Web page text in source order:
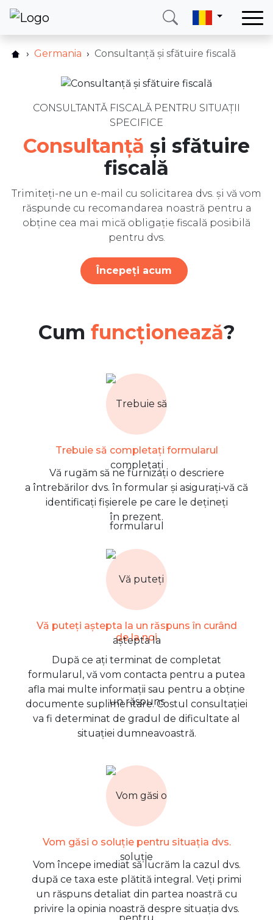
Sunați-ne Logare
(+420) 234 261 904
E-mail
info@neotax.eu
Cum functionează?
Lista de prețuri
Întrebări frecvente
Recenzii
Scrieți-ne
Germania Consultanță și sfătuire fiscală
CONSULTANTǍ FISCALǍ PENTRU SITUAŢII
SPECIFICE
Consultanță și sfătuire
fiscală
Trimiteți-ne un e-mail cu solicitarea dvs. și vă vom
răspunde cu recomandarea noastră pentru a
obține cea mai mică obligație fiscală posibilă
pentru dvs.
Începeți acum
Cum funcționează?
Trebuie să completați formularul
Vă rugăm să ne furnizați o descriere
a întrebărilor dvs. în formular și asigurați‑vă că
identificați fișierele pe care le dețineți
în prezent.
Vă puteți aștepta la un răspuns în curând
de la noi
După ce ați terminat de completat
formularul, vă vom contacta pentru a putea
afla mai multe informații sau pentru a obține
documente suplimentare. Costul consultației
va fi determinat de gradul de dificultate al
situației dumneavoastră.
Vom găsi o soluție pentru situația dvs.
Vom începe imediat să lucrăm la cazul dvs.
după ce taxa este plătită integral. Veți primi
un răspuns detaliat din partea noastră cu
privire la opinia noastră despre situația dvs.